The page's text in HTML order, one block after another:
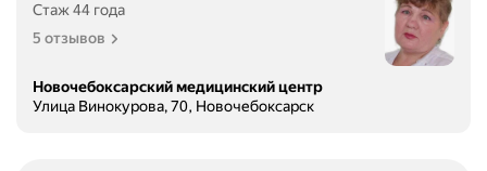
Стаж 44 года
5 отзывов
Новочебоксарский медицинский центр
Улица Винокурова, 70, Новочебоксарск